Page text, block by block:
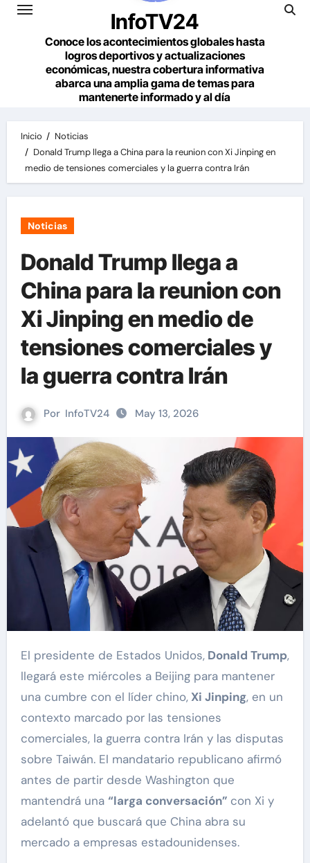
InfoTV24
Conoce los acontecimientos globales hasta
logros deportivos y actualizaciones
económicas, nuestra cobertura informativa
abarca una amplia gama de temas para
mantenerte informado y al día
Inicio
Noticias
Donald Trump llega a China para la reunion con Xi Jinping en
medio de tensiones comerciales y la guerra contra Irán
Noticias
Donald Trump llega a
China para la reunion con
Xi Jinping en medio de
tensiones comerciales y
la guerra contra Irán
Por InfoTV24 May 13, 2026
El presidente de Estados Unidos,Donald Trump,
llegará este miércoles a Beijing para mantener
una cumbre con el líder chino,Xi Jinping, en un
contexto marcado por las tensiones
comerciales, la guerra contra Irán y las disputas
sobre Taiwán. El mandatario republicano afirmó
antes de partir desde Washington que
mantendrá una “larga conversación” con Xi y
adelantó que buscará que China abra su
mercado a empresas estadounidenses.